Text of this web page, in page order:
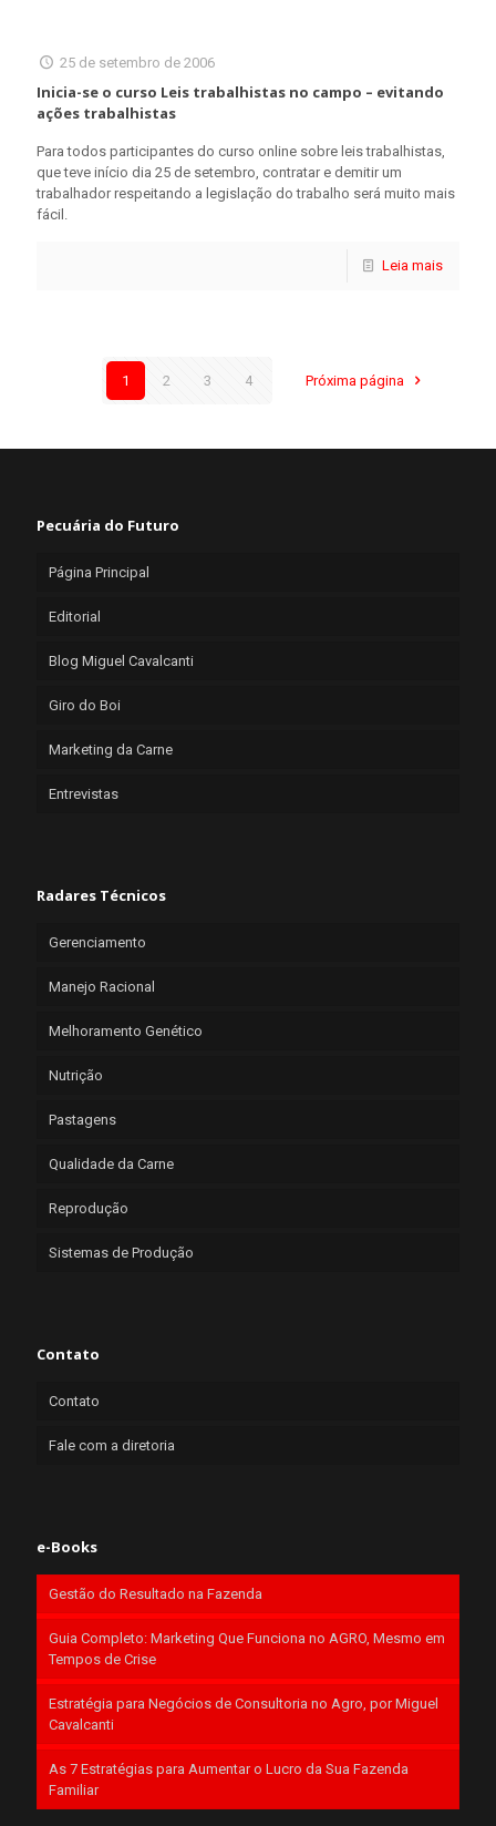
25 de setembro de 2006
Inicia-se o curso Leis trabalhistas no campo – evitando
ações trabalhistas
Para todos participantes do curso online sobre leis trabalhistas,
que teve início dia 25 de setembro, contratar e demitir um
trabalhador respeitando a legislação do trabalho será muito mais
fácil.
Leia mais
1 2 3 4 Próxima página
Pecuária do Futuro
Página Principal
Editorial
Blog Miguel Cavalcanti
Giro do Boi
Marketing da Carne
Entrevistas
Radares Técnicos
Gerenciamento
Manejo Racional
Melhoramento Genético
Nutrição
Pastagens
Qualidade da Carne
Reprodução
Sistemas de Produção
Contato
Contato
Fale com a diretoria
e-Books
Gestão do Resultado na Fazenda
Guia Completo: Marketing Que Funciona no AGRO, Mesmo em
Tempos de Crise
Estratégia para Negócios de Consultoria no Agro, por Miguel
Cavalcanti
As 7 Estratégias para Aumentar o Lucro da Sua Fazenda
Familiar